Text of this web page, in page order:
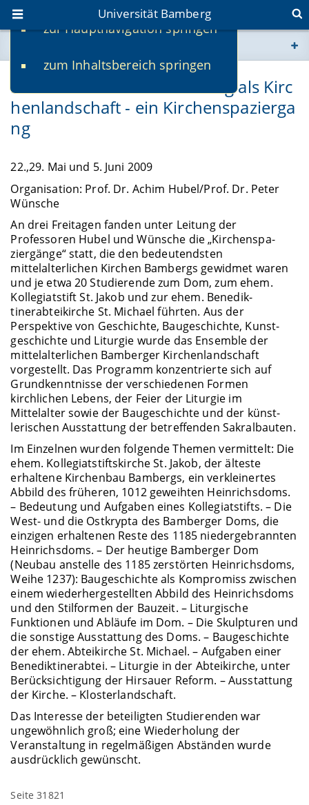
zur Hauptnavigation springen
zum Inhaltsbereich springen
Universität Bamberg
www.uni-bamberg.de
univis.uni-bamberg.de
Das mittelalterliche Bamberg als Kirc
henlandschaft - ein Kirchenspazierga
ng
22.,29. Mai und 5. Juni 2009
Organisation: Prof. Dr. Achim Hubel/Prof. Dr. Peter
Wünsche
An drei Freitagen fanden unter Leitung der
Professoren Hubel und Wünsche die „Kirchen­spa­
ziergänge“ statt, die den bedeutendsten
mittelalterlichen Kirchen Bambergs gewidmet waren
und je etwa 20 Studierende zum Dom, zum ehem.
Kollegiatstift St. Jakob und zur ehem. Benedik­
tinerabteikirche St. Michael führten. Aus der
Perspektive von Geschichte, Baugeschichte, Kunst­
geschichte und Liturgie wurde das Ensemble der
mittelalterlichen Bamberger Kirchen­landschaft
vorgestellt. Das Programm konzentrierte sich auf
Grundkenntnisse der verschiedenen Formen
kirchlichen Lebens, der Feier der Liturgie im
Mittelalter sowie der Baugeschichte und der künst­
lerischen Ausstattung der betreffenden Sakralbauten.
Im Einzelnen wurden folgende Themen vermittelt: Die
ehem. Kollegiatstiftskirche St. Ja­kob, der älteste
erhaltene Kirchenbau Bambergs, ein verkleinertes
Abbild des früheren, 1012 ge­weihten Heinrichsdoms.
– Bedeutung und Aufgaben eines Kollegiatstifts. – Die
West- und die Ostkrypta des Bamberger Doms, die
einzigen erhaltenen Reste des 1185 niedergebrannten
Hein­richsdoms. – Der heutige Bamberger Dom
(Neubau anstelle des 1185 zerstörten Heinrichs­doms,
Weihe 1237): Baugeschichte als Kompromiss zwischen
einem wiederhergestellten Abbild des Heinrichsdoms
und den Stilformen der Bauzeit. – Liturgische
Funktionen und Abläufe im Dom. – Die Skulpturen und
die sonstige Ausstattung des Doms. – Baugeschichte
der ehem. Abteikirche St. Michael. – Aufgaben einer
Benediktinerabtei. – Liturgie in der Abteikirche, unter
Berücksichti­gung der Hirsauer Reform. – Ausstattung
der Kirche. – Klosterlandschaft.
Das Interesse der beteiligten Studierenden war
ungewöhnlich groß; eine Wiederholung der
Veranstaltung in regelmäßigen Abständen wurde
ausdrücklich gewünscht.
Seite 31821